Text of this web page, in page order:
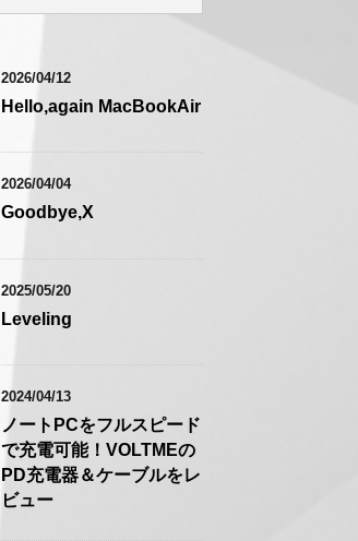
2026/04/12
Hello,again MacBookAir
2026/04/04
Goodbye,X
2025/05/20
Leveling
2024/04/13
ノートPCをフルスピード
で充電可能！VOLTMEの
PD充電器＆ケーブルをレ
ビュー